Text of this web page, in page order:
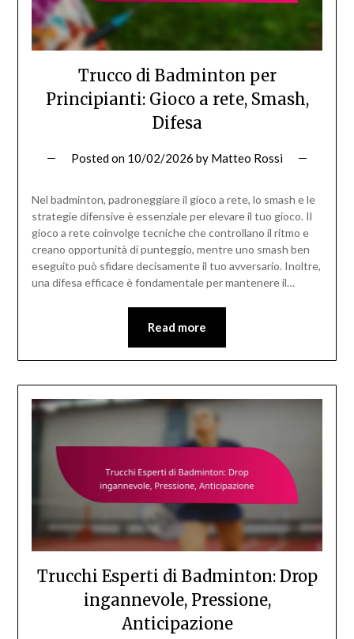
Trucco di Badminton per
Principianti: Gioco a rete, Smash,
Difesa
Posted on 10/02/2026 by Matteo Rossi
Nel badminton, padroneggiare il gioco a rete, lo smash e le
strategie difensive è essenziale per elevare il tuo gioco. Il
gioco a rete coinvolge tecniche che controllano il ritmo e
creano opportunità di punteggio, mentre uno smash ben
eseguito può sfidare decisamente il tuo avversario. Inoltre,
una difesa efficace è fondamentale per mantenere il…
Read more
Trucchi Esperti di Badminton: Drop
ingannevole, Pressione,
Anticipazione